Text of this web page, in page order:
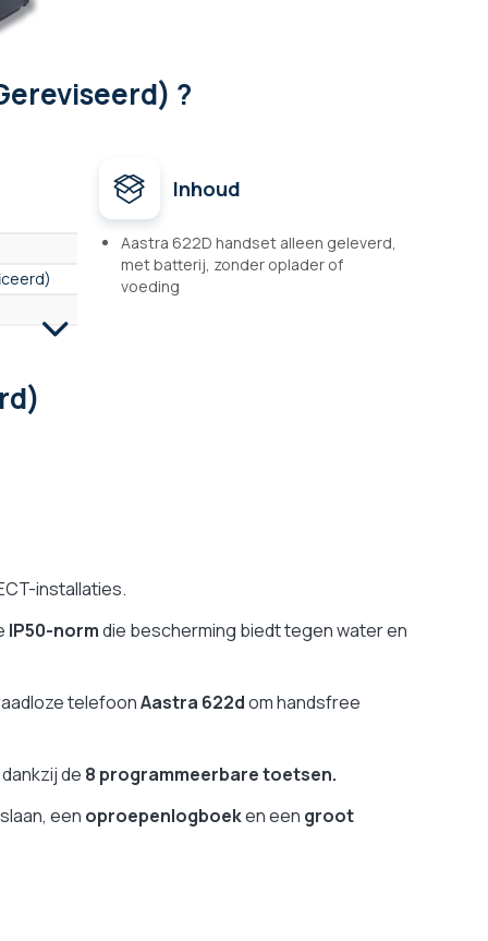
?
Inhoud
Aastra 622D handset alleen geleverd,
met batterij, zonder oplader of
voeding
installaties.
IP50-normdie bescherming biedt tegen water en
telefoonAastra 622dom handsfree
de 8 programmeerbare toetsen.
een oproepenlogboeken een groot